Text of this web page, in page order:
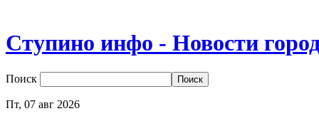
Ступино инфо - Новости
Поиск
Пт, 07 авг 2026